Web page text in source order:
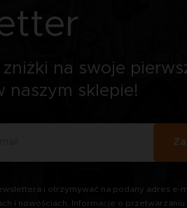
zniżki na swoje
naszym sklepie!
i otrzymywać na podany adres e-
i nowościach. Informacje o przetwarzaniu